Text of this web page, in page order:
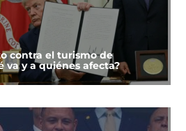
contra el turismo de
va y a quiénes afecta?